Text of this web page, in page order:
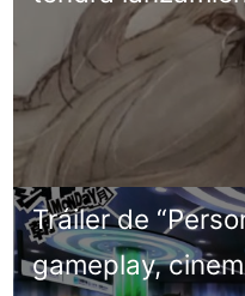
Tráiler de
gameplay,